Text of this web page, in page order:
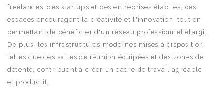
freelances, des startups et des entreprises établies, ces
espaces encouragent la créativité et l'innovation, tout en
permettant de bénéficier d'un réseau professionnel élargi.
De plus, les infrastructures modernes mises à disposition,
telles que des salles de réunion équipées et des zones de
détente, contribuent à créer un cadre de travail agréable
et productif.